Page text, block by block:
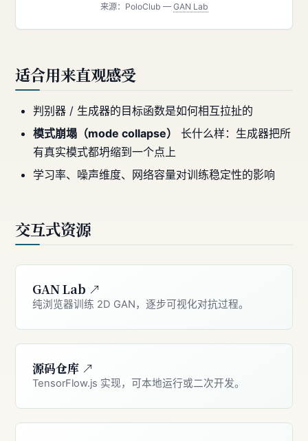
来源：PoloClub — GAN Lab
适合用来直观感受
判别器 / 生成器的目标函数是如何相互拉扯的
模式崩塌（mode collapse）
长什么样：生成器把所
有真实模式都坍缩到一个点上
学习率、噪声维度、网络容量对训练稳定性的影响
交互式资源
GAN Lab ↗
纯浏览器训练 2D GAN，逐步可视化对抗过程。
源码仓库 ↗
TensorFlow.js 实现，可本地运行或二次开发。